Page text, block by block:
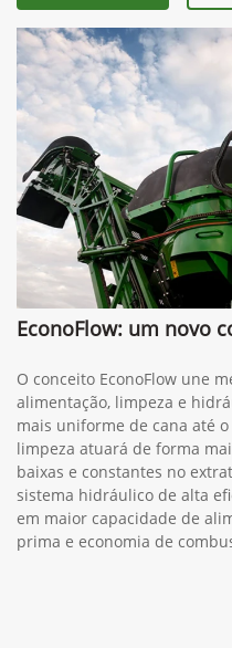
EconoFlow: um novo
O conceito EconoFlow une
alimentação, limpeza e
mais uniforme de cana até
limpeza atuará de forma
baixas e constantes no
sistema hidráulico de alta
em maior capacidade de
prima e economia de